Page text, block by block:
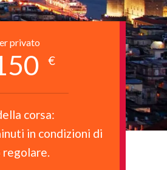
privato
€
corsa:
in condizioni di